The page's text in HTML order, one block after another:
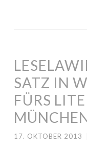
SATZ IN
FÜRS
17. OKTOBER 2013